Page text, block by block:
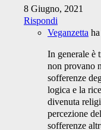
8 Giugno, 2021
Rispondi
Veganzetta
In generale è
non provano
sofferenze
logica e la
divenuta
percezione
sofferenze